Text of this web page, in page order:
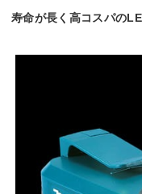
寿命が長く高コスパの